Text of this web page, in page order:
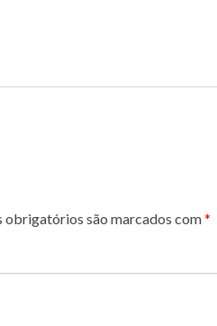
obrigatórios são marcados com*